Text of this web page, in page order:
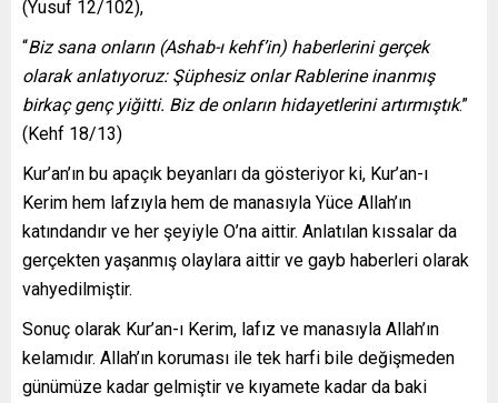
(Yusuf 12/102),
“Biz sana onların (Ashab-ı kehf’in) haberlerini gerçek
olarak anlatıyoruz: Şüphesiz onlar Rablerine inanmış
birkaç genç yiğitti. Biz de onların hidayetlerini artırmıştık.”
(Kehf 18/13)
Kur’an’ın bu apaçık beyanları da gösteriyor ki, Kur’an-ı
Kerim hem lafzıyla hem de manasıyla Yüce Allah’ın
katındandır ve her şeyiyle O’na aittir. Anlatılan kıssalar da
gerçekten yaşanmış olaylara aittir ve gayb haberleri olarak
vahyedilmiştir.
Sonuç olarak Kur’an-ı Kerim, lafız ve manasıyla Allah’ın
kelamıdır. Allah’ın koruması ile tek harfi bile değişmeden
günümüze kadar gelmiştir ve kıyamete kadar da baki